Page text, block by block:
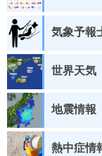
気象予報
世界天気
地震情報
熱中症情